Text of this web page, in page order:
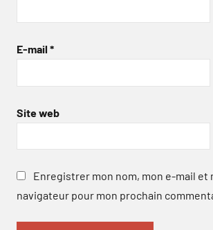
E-mail *
Site web
Enregistrer mon nom, mon e-mail et
navigateur pour mon prochain